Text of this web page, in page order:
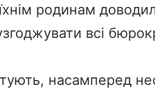
родинам
всі
насамперед